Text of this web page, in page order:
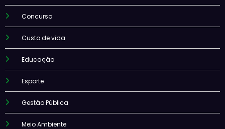
Concurso
Custo de vida
Educação
Esporte
Gestão Pública
Meio Ambiente